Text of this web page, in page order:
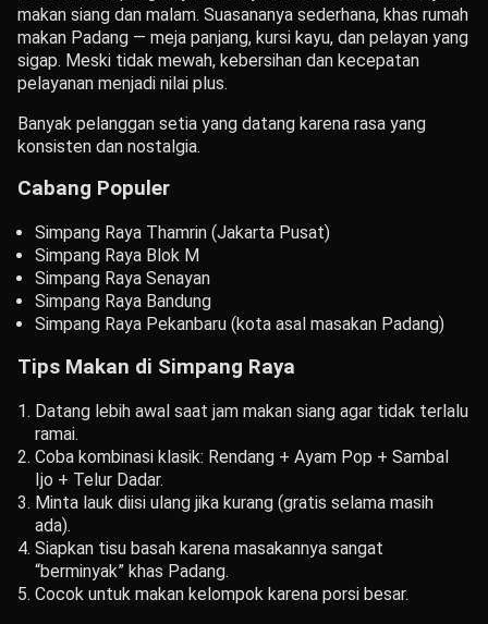
makan siang dan malam. Suasananya sederhana, khas rumah
makan Padang — meja panjang, kursi kayu, dan pelayan yang
sigap. Meski tidak mewah, kebersihan dan kecepatan
pelayanan menjadi nilai plus.
Banyak pelanggan setia yang datang karena rasa yang
konsisten dan nostalgia.
Cabang Populer
Simpang Raya Thamrin (Jakarta Pusat)
Simpang Raya Blok M
Simpang Raya Senayan
Simpang Raya Bandung
Simpang Raya Pekanbaru (kota asal masakan Padang)
Tips Makan di Simpang Raya
Datang lebih awal saat jam makan siang agar tidak terlalu
ramai.
Coba kombinasi klasik: Rendang + Ayam Pop + Sambal
Ijo + Telur Dadar.
Minta lauk diisi ulang jika kurang (gratis selama masih
ada).
Siapkan tisu basah karena masakannya sangat
“berminyak” khas Padang.
Cocok untuk makan kelompok karena porsi besar.